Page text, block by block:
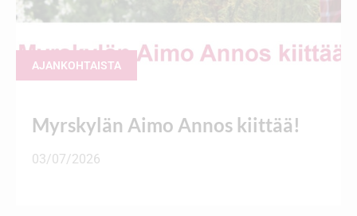
AJANKOHTAISTA
Myrskylän Aimo Annos kiittää!
03/07/2026